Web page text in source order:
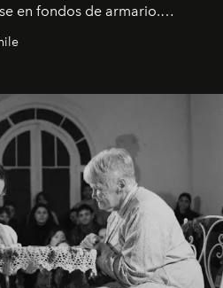
en fondos de armario.
el 6 de agosto.